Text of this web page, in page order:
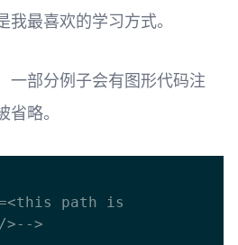
最喜欢的学习方式。
一部分例子会有图形代码注
略。
/>-->